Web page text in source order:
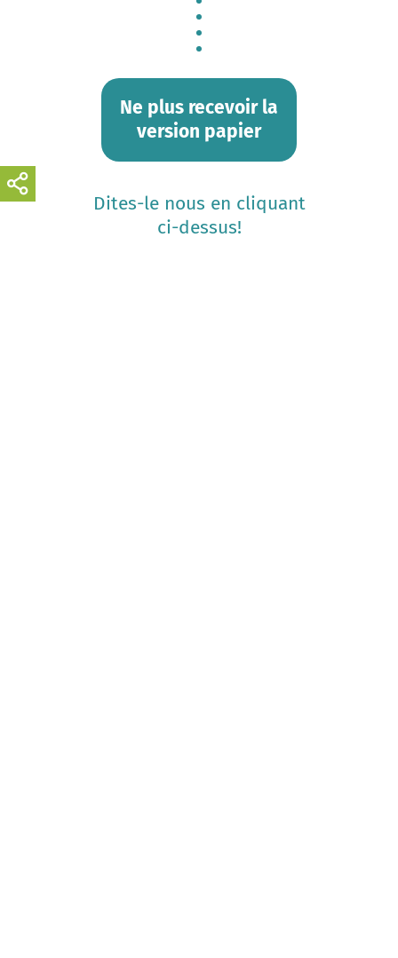
Ne plus recevoir la
version papier
Dites-le nous en cliquant
ci-dessus!